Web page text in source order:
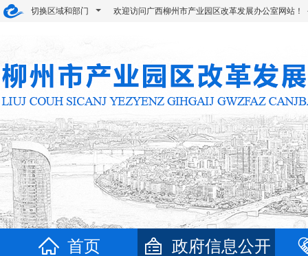
切换区域和部门 欢迎访问广西柳州市产业园区改革发展办公室网站
首页 政府信息公开